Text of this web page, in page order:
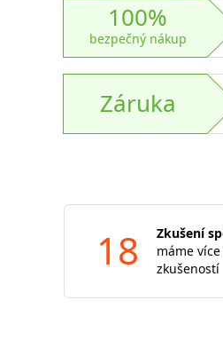
100%
bezpečný nákup
Záruka
18
Zkušení
máme
zkušeností